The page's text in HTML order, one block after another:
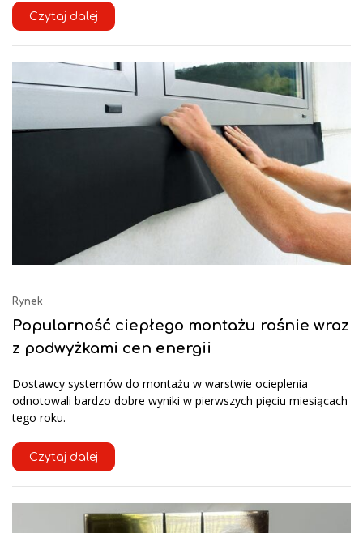
Czytaj dalej
Rynek
Popularność ciepłego montażu rośnie wraz
z podwyżkami cen energii
Dostawcy systemów do montażu w warstwie ocieplenia
odnotowali bardzo dobre wyniki w pierwszych pięciu miesiącach
tego roku.
Czytaj dalej